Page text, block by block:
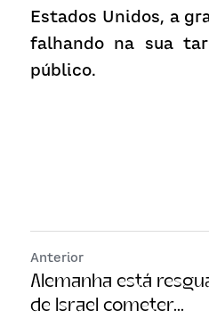
Estados Unidos, a
falhando na sua
público.
Anterior
Alemanha está
de Israel cometer...